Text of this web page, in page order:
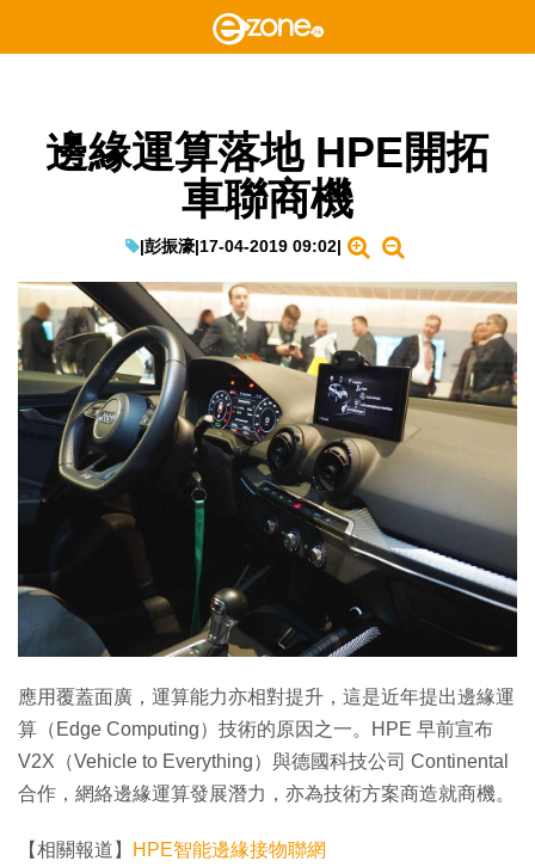
邊緣運算落地 HPE開拓
車聯商機
|彭振濠|17-04-2019 09:02|
應用覆蓋面廣，運算能力亦相對提升，這是近年提出邊緣運
算（Edge Computing）技術的原因之一。HPE 早前宣布
V2X（Vehicle to Everything）與德國科技公司 Continental
合作，網絡邊緣運算發展潛力，亦為技術方案商造就商機。
【相關報道】 HPE智能邊緣接物聯網